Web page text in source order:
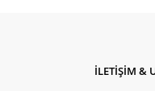
İLETİŞİM &